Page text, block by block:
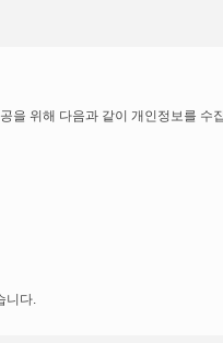
록 사이트의 초기 서비스화면에 게
기화면에 그 적용일자 7일 이전부
개정약관의 공지기간내에 회사에
보호지침 및 관계 법령 또는 상관례
, 서비스
을 위해 다음과 같이 개인정보를 수
니다.